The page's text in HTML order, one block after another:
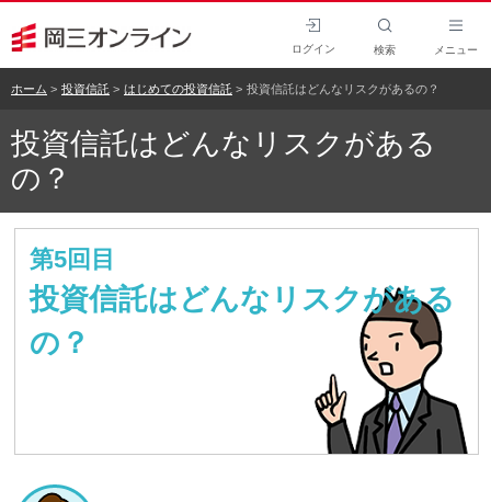
ログイン 検索 メニュー
ホーム 投資信託 はじめての投資信託 投資信託はどんなリスクがあるの？
投資信託はどんなリスクがある
の？
第5回目
投資信託はどんなリスクがある
の？